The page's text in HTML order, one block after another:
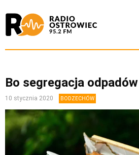
Bo segregacja
10 stycznia 2020 BODZECHÓW